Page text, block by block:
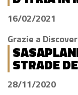
16/02/2021
STRADE
28/11/2020